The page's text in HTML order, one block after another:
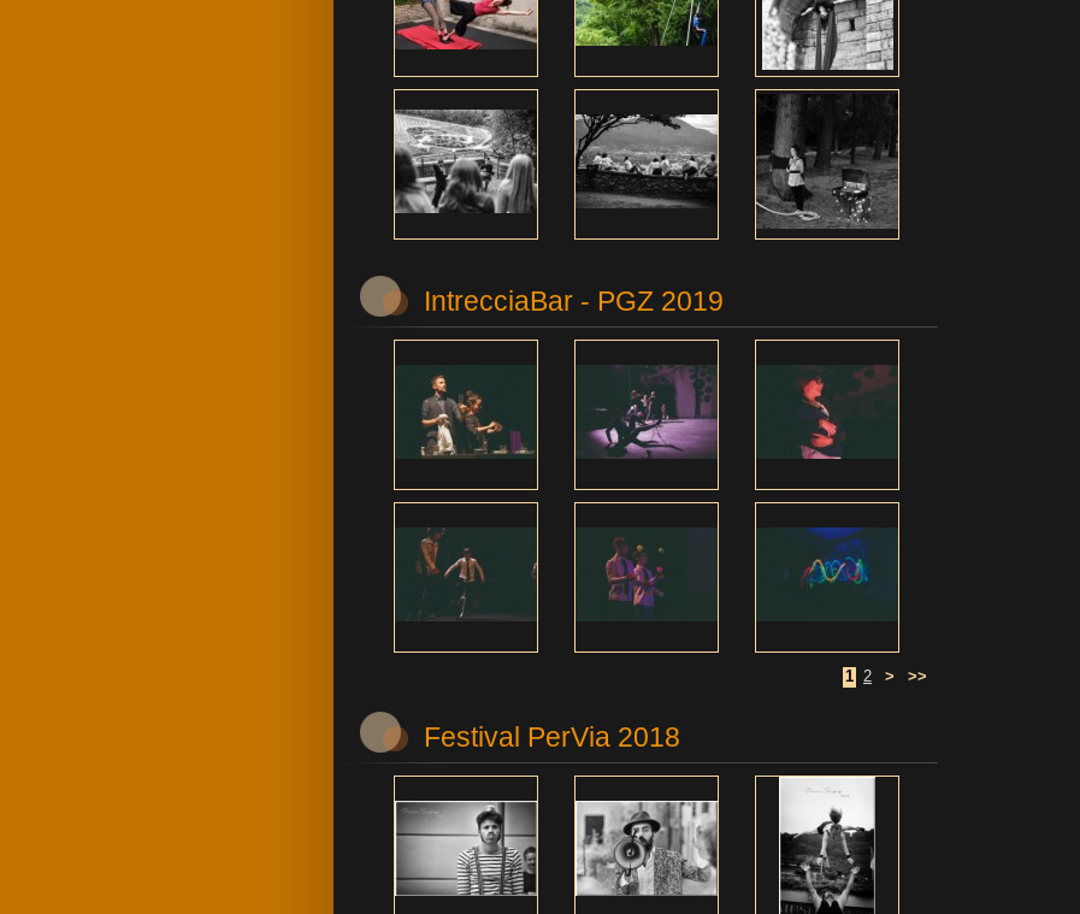
IntrecciaBar - PGZ 2019
1 2 > >>
Festival PerVia 2018